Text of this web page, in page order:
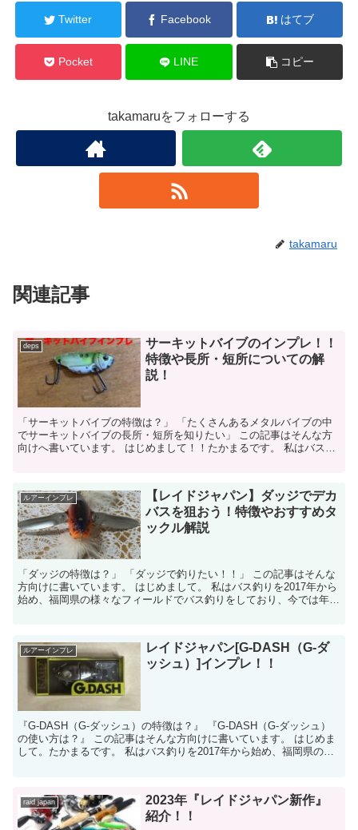
Twitter Facebook はてブ
Pocket LINE コピー
takamaruをフォローする
takamaru
関連記事
deps
サーキットバイブのインプレ！！
特徴や長所・短所についての解
説！
「サーキットバイブの特徴は？」 「たくさんあるメタルバイブの中
でサーキットバイブの長所・短所を知りたい」 この記事はそんな方
向けへ書いています。 はじめまして！！たかまるです。 私はバス釣
ルアーインプレ
【レイドジャパン】ダッジでデカ
バスを狙おう！特徴やおすすめタ
ックル解説
「ダッジの特徴は？」 「ダッジで釣りたい！！」 この記事はそんな
方向けに書いています。 はじめまして。 私はバス釣りを2017年から
始め、福岡県の様々なフィールドでバス釣りをしており、今では年間
ルアーインプレ
レイドジャパン[G-DASH（G-ダ
ッシュ）]インプレ！！
『G-DASH（G-ダッシュ）の特徴は？』 『G-DASH（G-ダッシュ）
の使い方は？』 この記事はそんな方向けに書いています。 はじめま
して。たかまるです。 私はバス釣りを2017年から始め、福岡県の
raid japan
2023年『レイドジャパン新作』
紹介！！